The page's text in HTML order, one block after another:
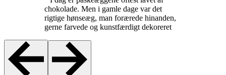
chokolade. Men i gamle dage var det
rigtige hønseæg, man forærede hinanden,
gerne farvede og kunstfærdigt dekoreret